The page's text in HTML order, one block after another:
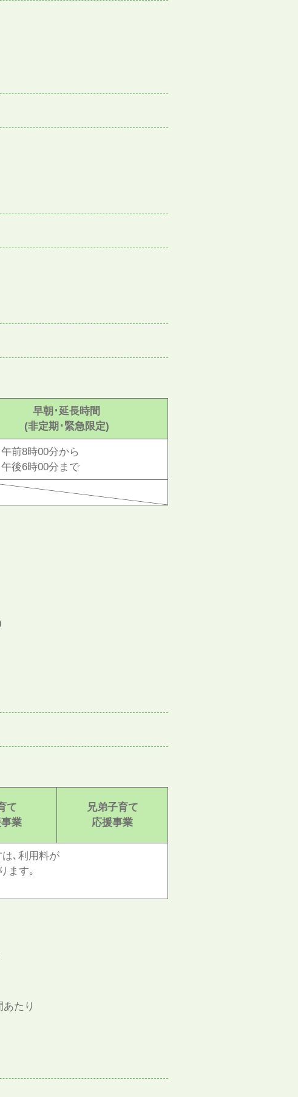
早朝･延長時間
(非定期･緊急限定)
前8時00分から
後6時00分まで
て
業
兄弟子育て
応援事業
､利用料が
ます｡
たり